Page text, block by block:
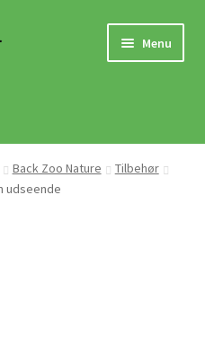
Menu
Back Zoo Nature
Tilbehør
udseende